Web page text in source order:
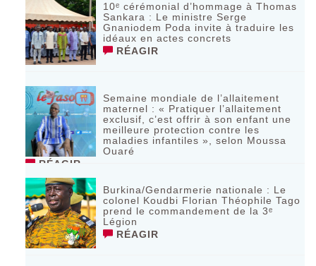
10ᵉ cérémonial d’hommage à Thomas
Sankara : Le ministre Serge
Gnaniodem Poda invite à traduire les
idéaux en actes concrets
RÉAGIR
Semaine mondiale de l’allaitement
maternel : « Pratiquer l’allaitement
exclusif, c’est offrir à son enfant une
meilleure protection contre les
maladies infantiles », selon Moussa
Ouaré
RÉAGIR
Burkina/Gendarmerie nationale : Le
colonel Koudbi Florian Théophile Tago
prend le commandement de la 3ᵉ
Légion
RÉAGIR